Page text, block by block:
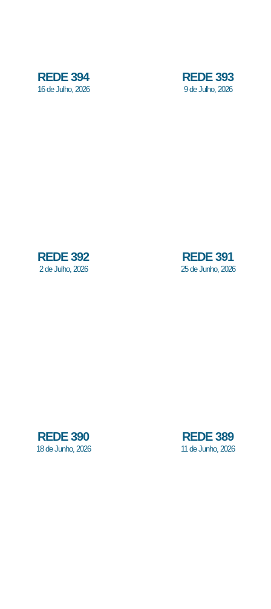
REDE 394
16 de Julho, 2026
REDE 393
9 de Julho, 2026
REDE 392
2 de Julho, 2026
REDE 391
25 de Junho, 2026
REDE 390
18 de Junho, 2026
REDE 389
11 de Junho, 2026